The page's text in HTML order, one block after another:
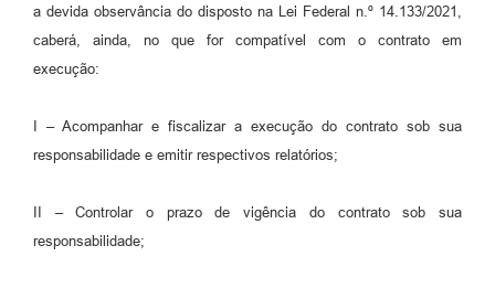
a devida observância do disposto na Lei Federal n.º 14.133/2021,
caberá, ainda, no que for compatível com o contrato em
execução:
I – Acompanhar e fiscalizar a execução do contrato sob sua
responsabilidade e emitir respectivos relatórios;
II – Controlar o prazo de vigência do contrato sob sua
responsabilidade;